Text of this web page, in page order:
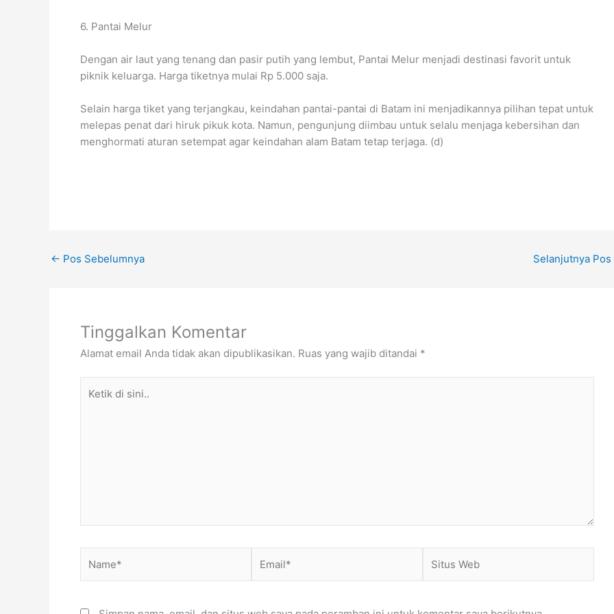
6. Pantai Melur
Dengan air laut yang tenang dan pasir putih yang lembut, Pantai Melur menjadi destinasi favorit untuk
piknik keluarga. Harga tiketnya mulai Rp 5.000 saja.
Selain harga tiket yang terjangkau, keindahan pantai-pantai di Batam ini menjadikannya pilihan tepat untuk
melepas penat dari hiruk pikuk kota. Namun, pengunjung diimbau untuk selalu menjaga kebersihan dan
menghormati aturan setempat agar keindahan alam Batam tetap terjaga. (d)
← Pos Sebelumnya Selanjutnya Pos
Tinggalkan Komentar
Alamat email Anda tidak akan dipublikasikan. Ruas yang wajib ditandai *
Web